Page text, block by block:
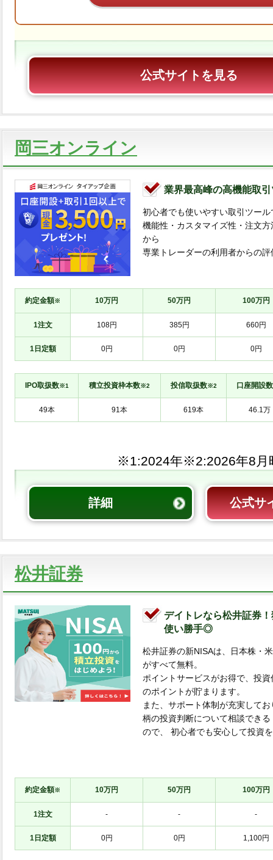
公式サイトを見る
岡三オンライン
業界最高峰の高機能取
初心者でも使いやすい取引ツール
機能性・カスタマイズ性・注文
から
専業トレーダーの利用者からの
約定金額※ 10万円 50万円 100万円
1注文 108円 385円 660円
1日定額 0円 0円 0円
IPO取扱数※1 積立投資枠本数※2 投信取扱数※2 口座開設数
※1: ※2:
詳細 公式サ
松井証券
デイトレなら松井証券
使い勝手◎
松井証券の新NISAは、日本株・
がすべて無料。
ポイントサービスがお得で、投
のポイントが貯まります。
また、サポート体制が充実して
柄の投資判断について相談できる
ので、 初心者でも安心して投資
約定金額※ 10万円 50万円 100万円
1注文 - - -
1日定額 0円 0円 1,100円